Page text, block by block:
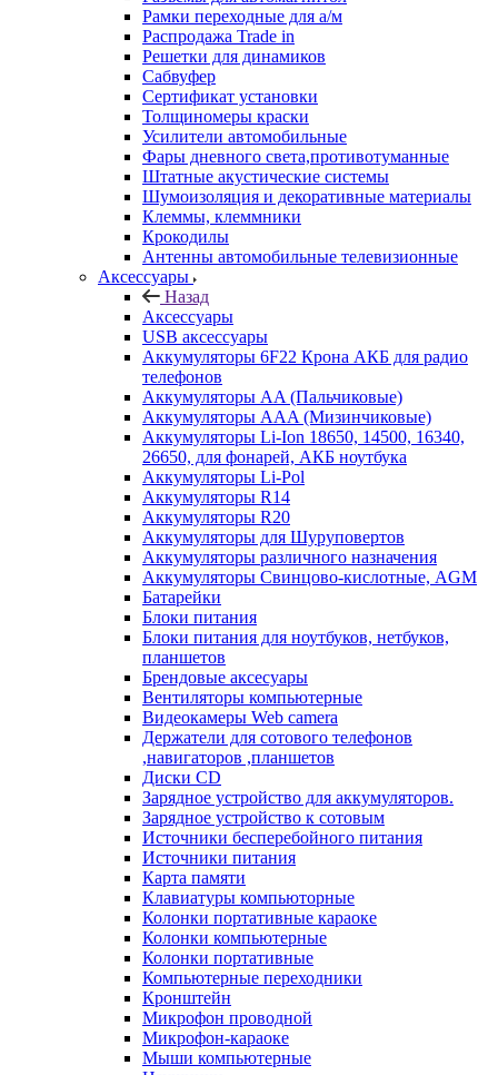
Рамки переходные для а/м
Распродажа Trade in
Решетки для динамиков
Сабвуфер
Сертификат установки
Толщиномеры краски
Усилители автомобильные
Фары дневного света,противотуманные
Штатные акустические системы
Шумоизоляция и декоративные материалы
Клеммы, клеммники
Крокодилы
Антенны автомобильные телевизионные
Аксессуары
Назад
Аксессуары
USB аксессуары
Аккумуляторы 6F22 Крона АКБ для радио
телефонов
Аккумуляторы AA (Пальчиковые)
Аккумуляторы AAA (Мизинчиковые)
Аккумуляторы Li-Ion 18650, 14500, 16340,
26650, для фонарей, АКБ ноутбука
Аккумуляторы Li-Pol
Аккумуляторы R14
Аккумуляторы R20
Аккумуляторы для Шуруповертов
Аккумуляторы различного назначения
Аккумуляторы Свинцово-кислотные, AGM
Батарейки
Блоки питания
Блоки питания для ноутбуков, нетбуков,
планшетов
Брендовые аксесуары
Вентиляторы компьютерные
Видеокамеры Web camera
Держатели для сотового телефонов
,навигаторов ,планшетов
Диски CD
Зарядное устройство для аккумуляторов.
Зарядное устройство к сотовым
Источники бесперебойного питания
Источники питания
Карта памяти
Клавиатуры компьюторные
Колонки портативные караоке
Колонки компьютерные
Колонки портативные
Компьютерные переходники
Кронштейн
Микрофон проводной
Микрофон-караоке
Мыши компьютерные